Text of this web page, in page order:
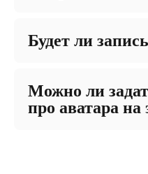
Будет ли
Можно ли
про аватара на